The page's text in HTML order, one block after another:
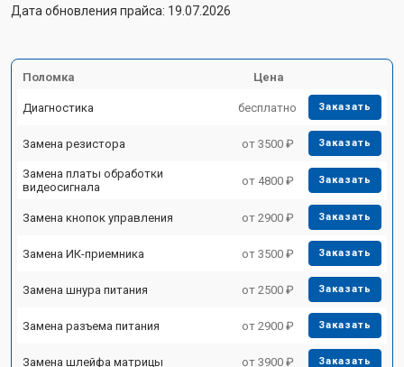
Дата обновления прайса: 19.07.2026
Поломка Цена
Диагностика бесплатно Заказать
Замена резистора от 3500 ₽ Заказать
Замена платы обработки
видеосигнала
от 4800 ₽ Заказать
Замена кнопок управления от 2900 ₽ Заказать
Замена ИК-приемника от 3500 ₽ Заказать
Замена шнура питания от 2500 ₽ Заказать
Замена разъема питания от 2900 ₽ Заказать
Замена шлейфа матрицы от 3900 ₽ Заказать